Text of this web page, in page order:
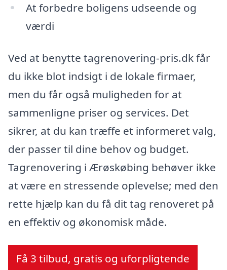
At forbedre boligens udseende og
værdi
Ved at benytte tagrenovering-pris.dk får
du ikke blot indsigt i de lokale firmaer,
men du får også muligheden for at
sammenligne priser og services. Det
sikrer, at du kan træffe et informeret valg,
der passer til dine behov og budget.
Tagrenovering i Ærøskøbing behøver ikke
at være en stressende oplevelse; med den
rette hjælp kan du få dit tag renoveret på
en effektiv og økonomisk måde.
Få 3 tilbud, gratis og uforpligtende